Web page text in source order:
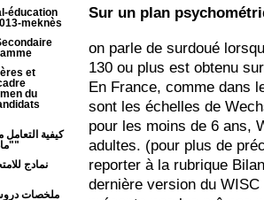
éducation
meknès
et
du
كيفية التعامل
"مادة التربية الإسلامية"
نمادج
ملخصات دروس
Sur un plan
on parle de surdoué
130 ou plus est obtenu
En France, comme dans
sont les échelles de
pour les moins de 6 ans,
adultes. (pour plus de
reporter à la rubrique
dernière version du